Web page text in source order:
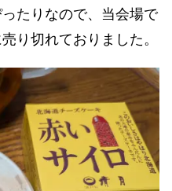
たりなので、当会場で
り切れておりました。